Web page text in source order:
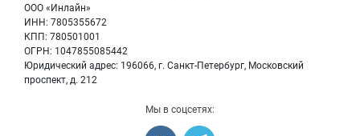
ООО «Инлайн»
ИНН: 7805355672
КПП: 780501001
ОГРН: 1047855085442
Юридический адрес: 196066, г. Санкт-Петербург, Московский
проспект, д. 212
Блог
Мы в соцсетях: